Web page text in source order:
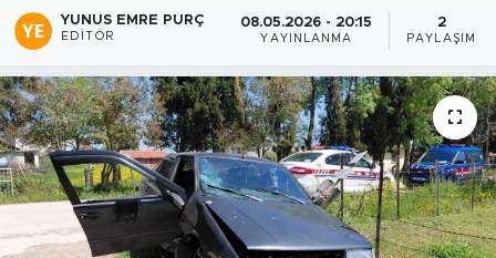
YUNUS EMRE PURÇ
EDITÖR
08.05.2026 - 20:15
YAYINLANMA
2
PAYLAŞIM
Haber Arşivi